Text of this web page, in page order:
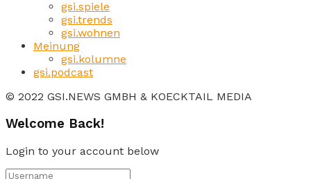
gsi.spiele
gsi.trends
gsi.wohnen
Meinung
gsi.kolumne
gsi.podcast
© 2022 GSI.NEWS GMBH & KOECKTAIL MEDIA
Welcome Back!
Login to your account below